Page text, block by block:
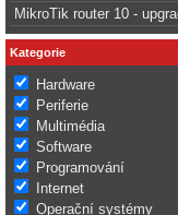
MikroTik router 10 -
Kategorie
Hardware
Periferie
Multimédia
Software
Programování
Internet
Operační systémy